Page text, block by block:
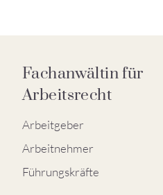
Fachanwältin für
Arbeitsrecht
Arbeitgeber
Arbeitnehmer
Führungskräfte